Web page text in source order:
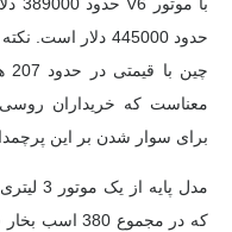
حدود 445000
معناست که خریداران روسی
برای سوار شدن بر این